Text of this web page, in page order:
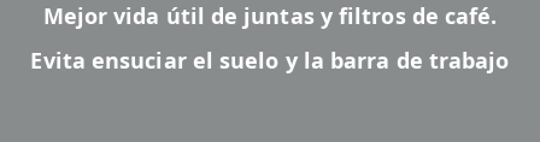
Mejor vida útil de juntas y filtros de café.
Evita ensuciar el suelo y la barra de trabajo